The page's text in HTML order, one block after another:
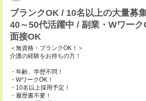
ブランクOK / 10名以上の大量募
40～50代活躍中 / 副業・Wワーク
面接OK
＜無資格・ブランクOK！＞
介護の経験をお持ちの方！
・年齢、学歴不問！
・WワークOK！
・10名以上採用予定！
・履歴書不要！